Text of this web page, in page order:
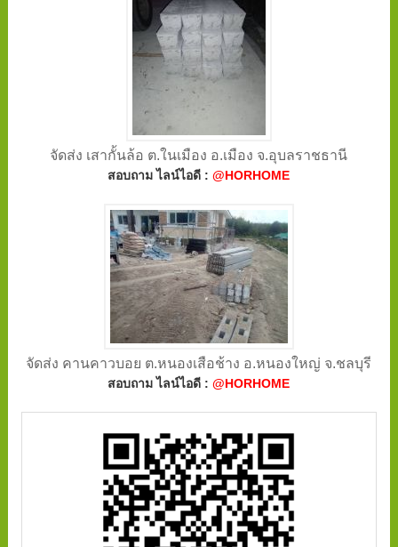
จัดส่ง เสากั้นล้อ ต.ในเมือง อ.เมือง จ.อุบลราชธานี
สอบถาม ไลน์ไอดี :@HORHOME
จัดส่ง คานคาวบอย ต.หนองเสือช้าง อ.หนองใหญ่ จ.ชลบุรี
สอบถาม ไลน์ไอดี :@HORHOME